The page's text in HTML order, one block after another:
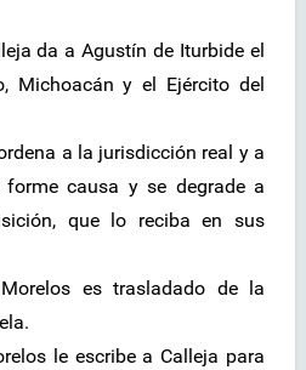
da a Agustín de Iturbide el
Michoacán y el Ejército del
a la jurisdicción real y a
forme causa y se degrade a
que lo reciba en sus
es trasladado de la
le escribe a Calleja para